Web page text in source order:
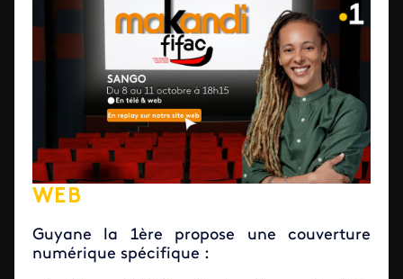
WEB
Guyane la 1ère propose une couverture
numérique spécifique :